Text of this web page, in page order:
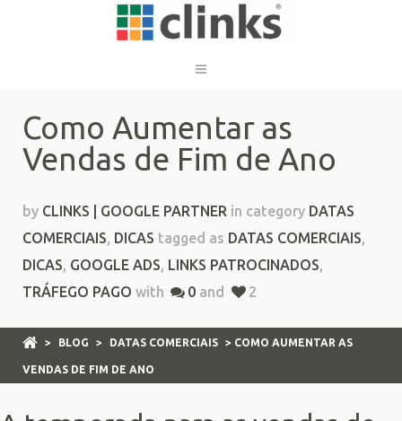
Como Aumentar as
Vendas de Fim de Ano
by CLINKS | GOOGLE PARTNER in category DATAS
COMERCIAIS, DICAS tagged as DATAS COMERCIAIS,
DICAS, GOOGLE ADS, LINKS PATROCINADOS,
TRÁFEGO PAGO with 0 and 2
> BLOG > DATAS COMERCIAIS > COMO AUMENTAR AS
VENDAS DE FIM DE ANO